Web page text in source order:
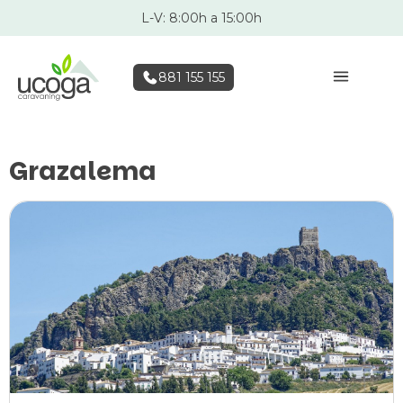
L-V: 8:00h a 15:00h
881 155 155
Grazalema